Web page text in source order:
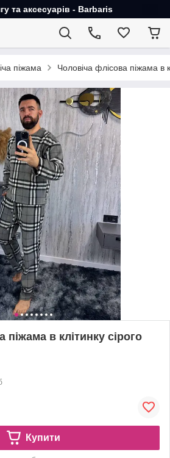
та аксесуарів - Barbaris
піжама Чоловіча флісова піжама в
піжама в клітинку сірого
Купити